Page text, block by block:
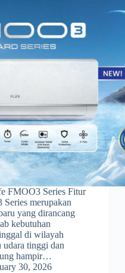
FMOO3 Series Fitur
merupakan
yang dirancang
kebutuhan
di wilayah
tinggi dan
hampir…
30, 2026